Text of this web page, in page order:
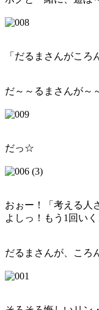
「だるまさんがころ
だ～～るまさんが～
だっ☆
おぉー！「考える人
よしっ！もう1回いく
だるまさんが、ころ